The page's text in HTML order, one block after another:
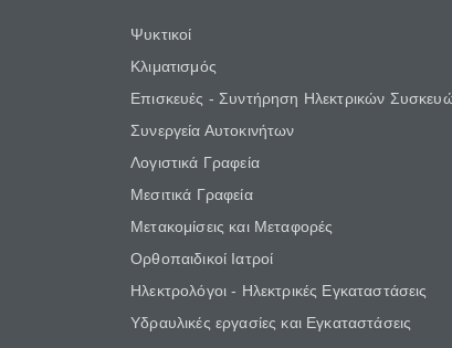
Ψυκτικοί
Κλιματισμός
Επισκευές - Συντήρηση Ηλεκτρικών
Συνεργεία Αυτοκινήτων
Λογιστικά Γραφεία
Μεσιτικά Γραφεία
Μετακομίσεις και Μεταφορές
Ορθοπαιδικοί Ιατροί
Ηλεκτρολόγοι - Ηλεκτρικές Εγκαταστάσεις
Υδραυλικές εργασίες και Εγκαταστάσεις